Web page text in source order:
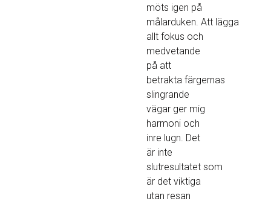
möts igen på
målarduken. Att lägga
allt fokus och
medvetande
på att
betrakta färgernas
slingrande
vägar ger mig
harmoni och
inre lugn. Det
är inte
slutresultatet som
är det viktiga
utan resan